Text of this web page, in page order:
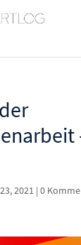
2021 | 0